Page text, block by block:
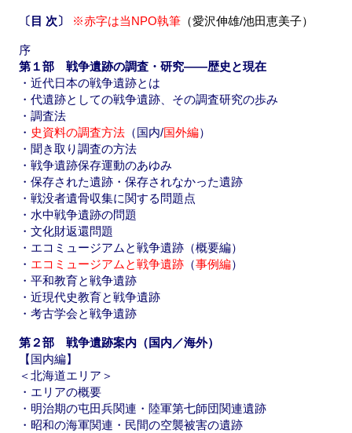
〔 目 次〕 ※赤字は当NPO執筆 （愛沢伸雄/池田恵美子）
序
第１部 戦争遺跡の調査・研究――歴史と現在
・近代日本の戦争遺跡とは
・代遺跡としての戦争遺跡、その調査研究の歩み
・調査法
・ 史資料の調査方法 （国内/国外編）
・聞き取り調査の方法
・戦争遺跡保存運動のあゆみ
・保存された遺跡・保存されなかった遺跡
・戦没者遺骨収集に関する問題点
・水中戦争遺跡の問題
・文化財返還問題
・エコミュージアムと戦争遺跡（概要編）
・ エコミュージアムと戦争遺跡 （事例編）
・平和教育と戦争遺跡
・近現代史教育と戦争遺跡
・考古学会と戦争遺跡
第２部 戦争遺跡案内（国内／海外）
【国内編】
＜北海道エリア＞
・エリアの概要
・明治期の屯田兵関連・陸軍第七師団関連遺跡
・昭和の海軍関連・民間の空襲被害の遺跡